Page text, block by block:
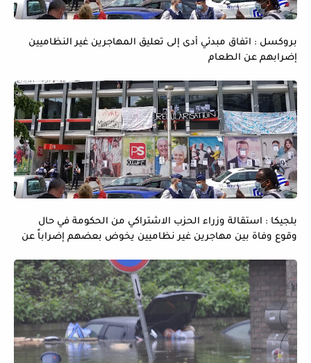
بروكسل : اتفاق مبدئي أدى إلى تعليق المهاجرين غير النظاميين
إضرابهم عن الطعام
بلجيكا : استقالة وزراء الحزب الاشتراكي من الحكومة في حال
وقوع وفاة بين مهاجرين غير نظاميين يخوض بعضهم إضراباً عن